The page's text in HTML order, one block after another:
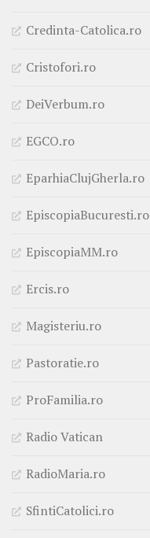
Credinta-Catolica.ro
Cristofori.ro
DeiVerbum.ro
EGCO.ro
EparhiaClujGherla.ro
EpiscopiaBucuresti.ro
EpiscopiaMM.ro
Ercis.ro
Magisteriu.ro
Pastoratie.ro
ProFamilia.ro
Radio Vatican
RadioMaria.ro
SfintiCatolici.ro